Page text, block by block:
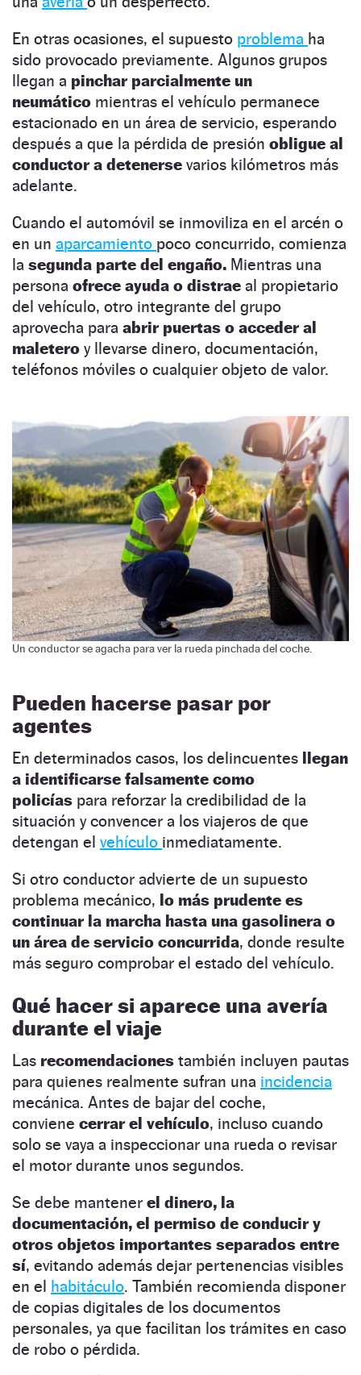
En otras ocasiones, el supuesto problema ha
sido provocado previamente. Algunos grupos
llegan a pinchar parcialmente un
neumático mientras el vehículo permanece
estacionado en un área de servicio, esperando
después a que la pérdida de presión obligue al
conductor a detenerse varios kilómetros más
adelante.
Cuando el automóvil se inmoviliza en el arcén o
en un aparcamiento poco concurrido, comienza
la segunda parte del engaño. Mientras una
persona ofrece ayuda o distrae al propietario
del vehículo, otro integrante del grupo
aprovecha para abrir puertas o acceder al
maletero y llevarse dinero, documentación,
teléfonos móviles o cualquier objeto de valor.
Un conductor se agacha para ver la rueda pinchada del coche.
Pueden hacerse pasar por
agentes
En determinados casos, los delincuentes llegan
a identificarse falsamente como
policías para reforzar la credibilidad de la
situación y convencer a los viajeros de que
detengan el vehículo inmediatamente.
Si otro conductor advierte de un supuesto
problema mecánico, lo más prudente es
continuar la marcha hasta una gasolinera o
un área de servicio concurrida, donde resulte
más seguro comprobar el estado del vehículo.
Qué hacer si aparece una avería
durante el viaje
Las recomendaciones también incluyen pautas
para quienes realmente sufran una incidencia
mecánica. Antes de bajar del coche,
conviene cerrar el vehículo, incluso cuando
solo se vaya a inspeccionar una rueda o revisar
el motor durante unos segundos.
Se debe mantener el dinero, la
documentación, el permiso de conducir y
otros objetos importantes separados entre
sí, evitando además dejar pertenencias visibles
en el habitáculo. También recomienda disponer
de copias digitales de los documentos
personales, ya que facilitan los trámites en caso
de robo o pérdida.